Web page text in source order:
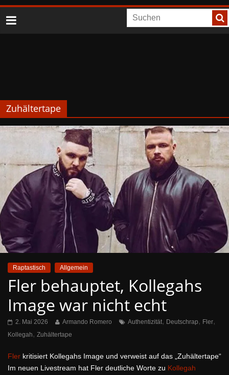
Zuhältertape
Raptastisch Allgemein
Fler behauptet, Kollegahs
Image war nicht echt
2. Mai 2026 Armando Romero Authentizität, Deutschrap, Fler,
Kollegah, Zuhältertape
Fler kritisiert Kollegahs Image und verweist auf das „Zuhältertape“
Im neuen Livestream hat Fler deutliche Worte zu Kollegah